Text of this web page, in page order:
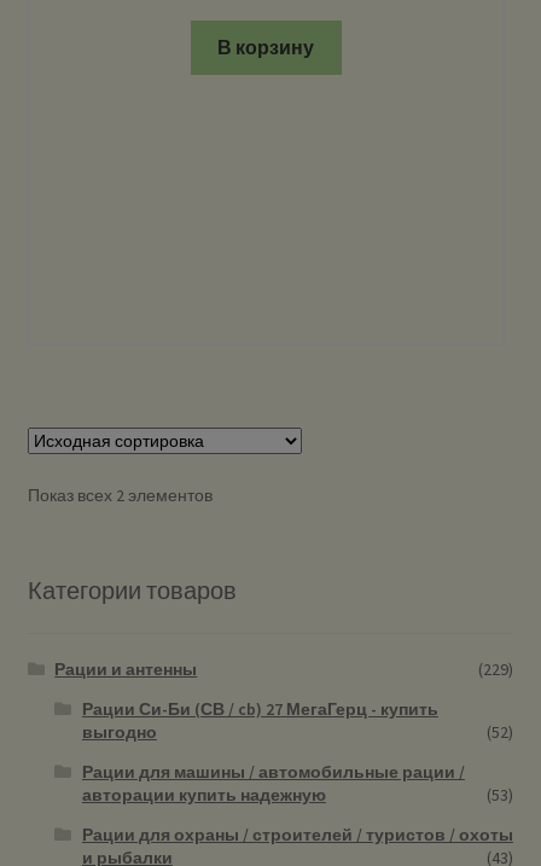
В корзину
Показ всех 2 элементов
Категории товаров
Рации и антенны
(229)
Рации Си-Би (СВ / cb) 27 МегаГерц - купить
выгодно
(52)
Рации для машины / автомобильные рации /
авторации купить надежную
(53)
Рации для охраны / строителей / туристов / охоты
и рыбалки
(43)